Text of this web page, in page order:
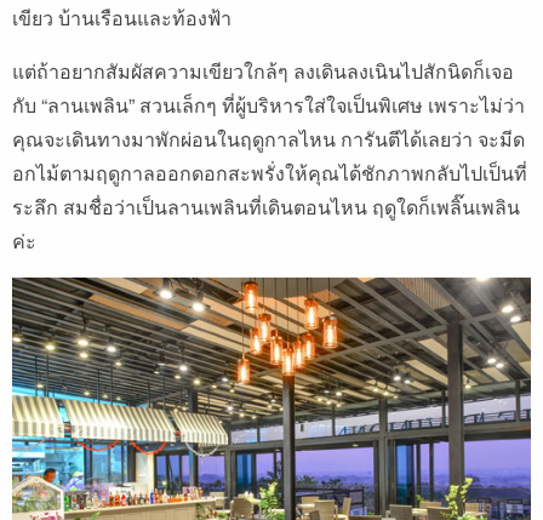
เขียว บ้านเรือนและท้องฟ้า
แต่ถ้าอยากสัมผัสความเขียวใกล้ๆ ลงเดินลงเนินไปสักนิดก็เจอ
กับ “ลานเพลิน” สวนเล็กๆ ที่ผู้บริหารใส่ใจเป็นพิเศษ เพราะไม่ว่า
คุณจะเดินทางมาพักผ่อนในฤดูกาลไหน การันตีได้เลยว่า จะมีด
อกไม้ตามฤดูกาลออกดอกสะพรั่งให้คุณได้ชักภาพกลับไปเป็นที่
ระลึก สมชื่อว่าเป็นลานเพลินที่เดินตอนไหน ฤดูใดก็เพลิ๊นเพลิน
ค่ะ